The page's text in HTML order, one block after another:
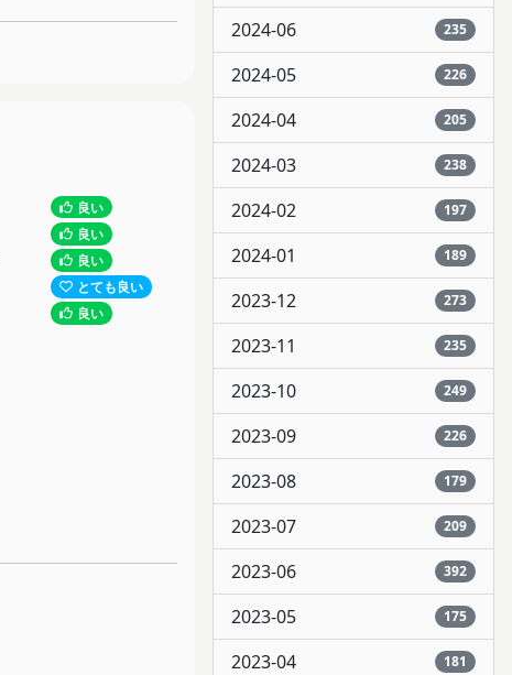
良い
良い
良い
とても良い
良い
2024-06 235
2024-05 226
2024-04 205
2024-03 238
2024-02 197
2024-01 189
2023-12 273
2023-11 235
2023-10 249
2023-09 226
2023-08 179
2023-07 209
2023-06 392
2023-05 175
2023-04 181